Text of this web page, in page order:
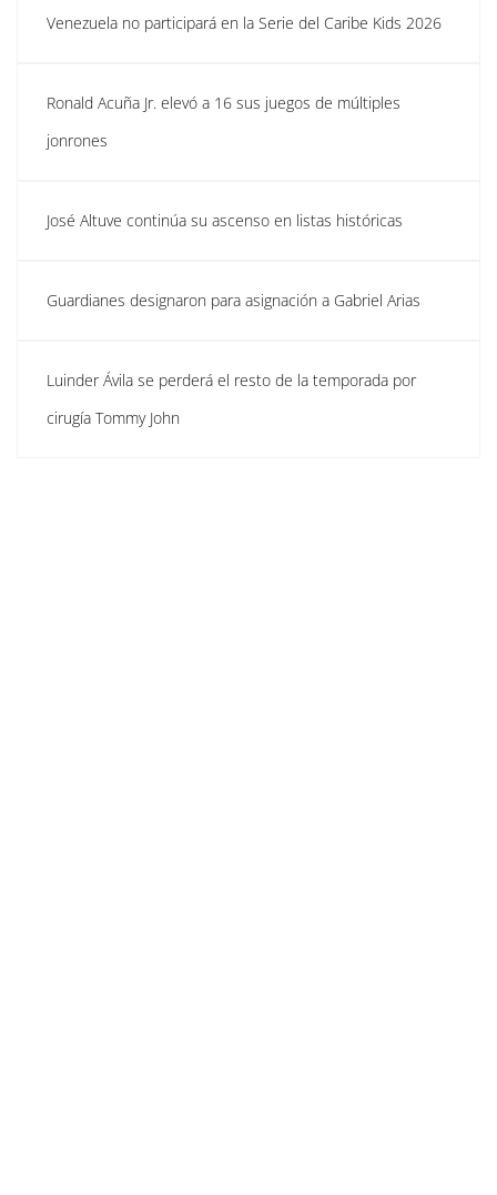
Venezuela no participará en la Serie del Caribe Kids 2026
Ronald Acuña Jr. elevó a 16 sus juegos de múltiples
jonrones
José Altuve continúa su ascenso en listas históricas
Guardianes designaron para asignación a Gabriel Arias
Luinder Ávila se perderá el resto de la temporada por
cirugía Tommy John